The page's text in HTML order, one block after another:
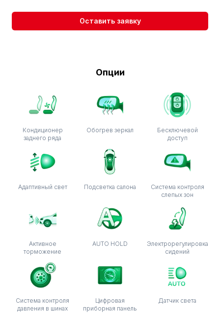
Оставить заявку
Опции
Кондиционер
заднего ряда
Обогрев зеркал
Бесключевой
доступ
Адаптивный свет Подсветка салона
Система контроля
слепых зон
Активное
торможение
AUTO HOLD
Электрорегулировка
сидений
Система контроля
давления в шинах
Цифровая
приборная панель
Датчик света